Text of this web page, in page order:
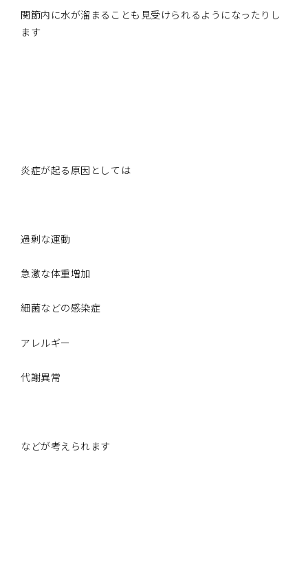
関節内に水が溜まることも見受けられるようになったりし
ます
炎症が起る原因としては
過剰な運動
急激な体重増加
細菌などの感染症
アレルギー
代謝異常
などが考えられます